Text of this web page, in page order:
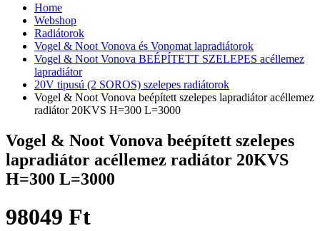
Home
Webshop
Radiátorok
Vogel & Noot Vonova és Vonomat lapradiátorok
Vogel & Noot Vonova BEÉPÍTETT SZELEPES acéllemez
lapradiátor
20V tipusú (2 SOROS) szelepes radiátorok
Vogel & Noot Vonova beépített szelepes lapradiátor acéllemez
radiátor 20KVS H=300 L=3000
Vogel & Noot Vonova beépített szelepes
lapradiátor acéllemez radiátor 20KVS
H=300 L=3000
98049 Ft